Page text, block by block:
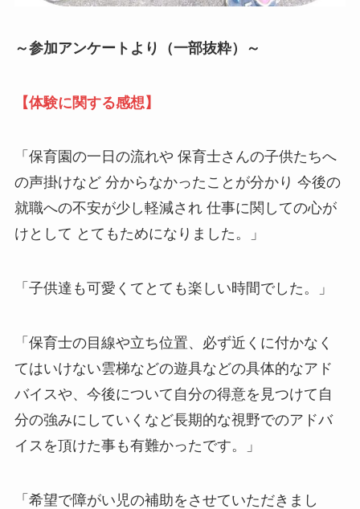
～参加アンケートより（一部抜粋）～
【体験に関する感想】
「保育園の一日の流れや 保育士さんの子供たちへ
の声掛けなど 分からなかったことが分かり 今後の
就職への不安が少し軽減され 仕事に関しての心が
けとして とてもためになりました。」
「子供達も可愛くてとても楽しい時間でした。」
「保育士の目線や立ち位置、必ず近くに付かなく
てはいけない雲梯などの遊具などの具体的なアド
バイスや、今後について自分の得意を見つけて自
分の強みにしていくなど長期的な視野でのアドバ
イスを頂けた事も有難かったです。」
「希望で障がい児の補助をさせていただきまし